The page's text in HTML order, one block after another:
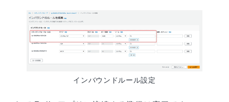
インバウンドルール設定